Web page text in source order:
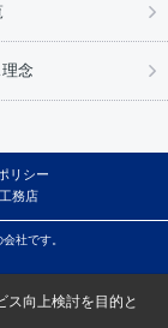
念
リシー
務店
社です。
ス向上検討を目的と